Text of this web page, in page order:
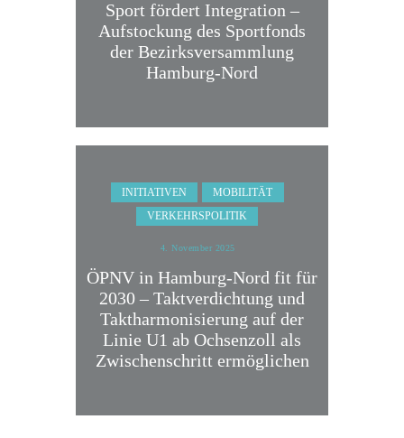
Sport fördert Integration –
Aufstockung des Sportfonds
der Bezirksversammlung
Hamburg-Nord
INITIATIVEN
MOBILITÄT
VERKEHRSPOLITIK
4. November 2025
ÖPNV in Hamburg-Nord fit für
2030 – Taktverdichtung und
Taktharmonisierung auf der
Linie U1 ab Ochsenzoll als
Zwischenschritt ermöglichen